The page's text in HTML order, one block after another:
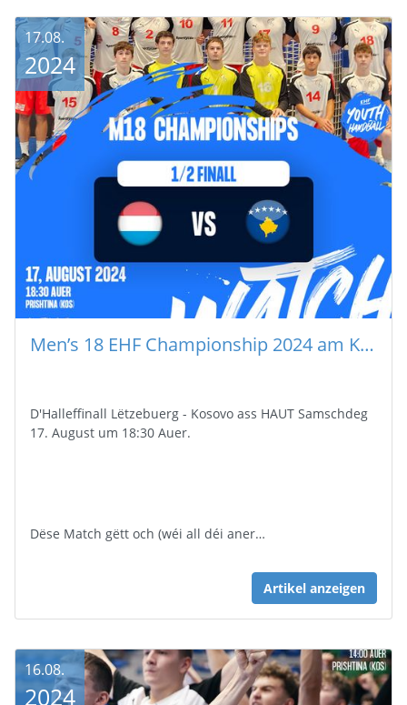
Men’s 18 EHF Championship 2024 am Kosovo
D'Halleffinall Lëtzebuerg - Kosovo ass HAUT Samschdeg
17. August um 18:30 Auer.
Dëse Match gëtt och (wéi all déi aner…
Artikel anzeigen
17.08.
2024
16.08.
2024